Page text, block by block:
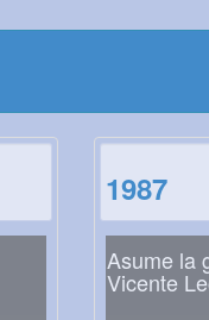
1987
Asume la
Vicente